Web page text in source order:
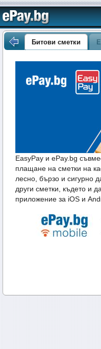
Битови сметки
EasyPay и ePay.bg
плащане на сметки на
лесно, бързо и сигурно
други сметки, където и
приложение за iOS и